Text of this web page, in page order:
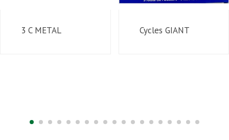
3 C METAL Cycles GIANT